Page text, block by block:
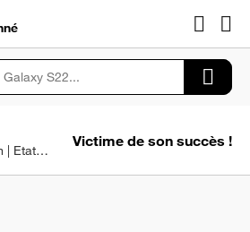
128Go | Gris | Mono sim | Etat correct
Victime de son succès !